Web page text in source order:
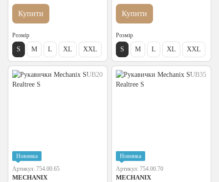
Купити
Розмір
S M L XL XXL
Купити
Розмір
S M L XL XXL
Новинка
Артикул: 754.00.65
MECHANIX
Новинка
Артикул: 754.00.70
MECHANIX